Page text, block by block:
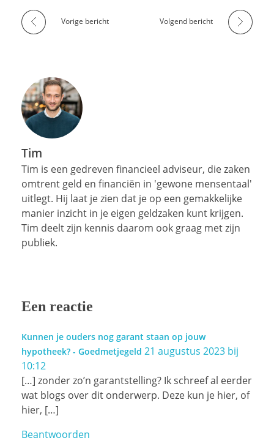
Vorige bericht Volgend bericht
Tim
Tim is een gedreven financieel adviseur, die zaken
omtrent geld en financiën in 'gewone mensentaal'
uitlegt. Hij laat je zien dat je op een gemakkelijke
manier inzicht in je eigen geldzaken kunt krijgen.
Tim deelt zijn kennis daarom ook graag met zijn
publiek.
Een reactie
Kunnen je ouders nog garant staan op jouw
hypotheek? - Goedmetjegeld 21 augustus 2023 bij
10:12
[…] zonder zo’n garantstelling? Ik schreef al eerder
wat blogs over dit onderwerp. Deze kun je hier, of
hier, […]
Beantwoorden